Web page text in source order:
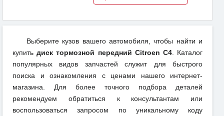
Выберите кузов вашего автомобиля, чтобы найти и
купитьдиск тормозной передний Citroen C4. Каталог
популярных видов запчастей служит для быстрого
поиска и ознакомления с ценами нашего интернет-
магазина. Для более точного подбора деталей
рекомендуем обратиться к консультантам или
воспользоваться запросом по уникальному коду